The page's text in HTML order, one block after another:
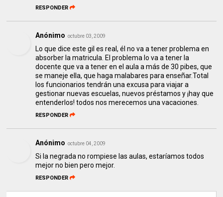
RESPONDER
Anónimo octubre 03, 2009
Lo que dice este gil es real, él no va a tener problema en
absorber la matricula. El problema lo va a tener la
docente que va a tener en el aula a más de 30 pibes, que
se maneje ella, que haga malabares para enseñar.Total
los funcionarios tendrán una excusa para viajar a
gestionar nuevas escuelas, nuevos préstamos y ¡hay que
entenderlos! todos nos merecemos una vacaciones.
RESPONDER
Anónimo octubre 04, 2009
Si la negrada no rompiese las aulas, estaríamos todos
mejor no bien pero mejor.
RESPONDER